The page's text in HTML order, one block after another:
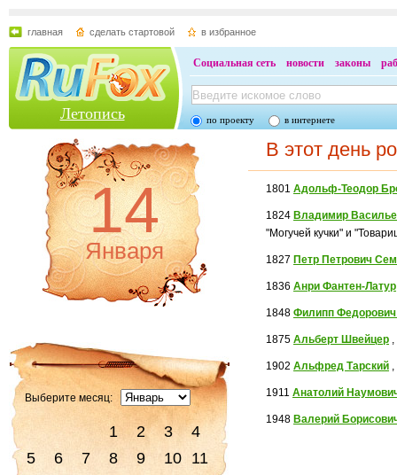
главная сделать стартовой в избранное
Летопись
Социальная сеть новости законы
по проекту в интернете
14
Января
Выберите месяц:
1 2 3
4
5
6 7 8 9 10 11
В этот день
1801Адольф-Теодор
1824 Владимир
"Могучей кучки" и
1827 Петр Петрович
1836Анри Фантен-Латур
1848Филипп
1875Альберт Швейцер
1902Альфред Тарский
1911Анатолий
1948 Валерий